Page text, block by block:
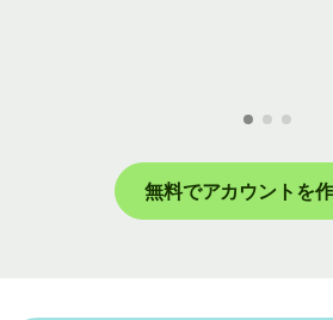
無料でアカウントを